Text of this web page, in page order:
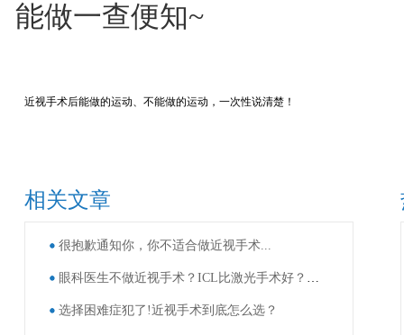
能做一查便知~
近视手术后能做的运动、不能做的运动，一次性说清楚！
相关文章
很抱歉通知你，你不适合做近视手术...
眼科医生不做近视手术？ICL比激光手术好？这些近视手术谣言，别再信了！
选择困难症犯了!近视手术到底怎么选？